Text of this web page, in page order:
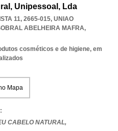
Unipessoal, Lda
11, 2665-015, UNIAO
ABELHEIRA MAFRA,
cosméticos e de higiene, em
Mapa
CABELO NATURAL,